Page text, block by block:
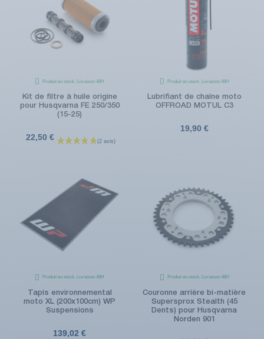
Produit en stock. Livraison 48H
Kit de filtre à huile origine
pour Husqvarna FE 250/350
(15-25)
22,50 €
Produit en stock. Livraison 48H
Lubrifiant de chaîne moto
OFFROAD MOTUL C3
19,90 €
Produit en stock. Livraison 48H
Tapis environnemental
moto XL (200x100cm) WP
Suspensions
139,02 €
Produit en stock. Livraison 48H
Couronne arrière bi-matière
Supersprox Stealth (45
Dents) pour Husqvarna
Norden 901